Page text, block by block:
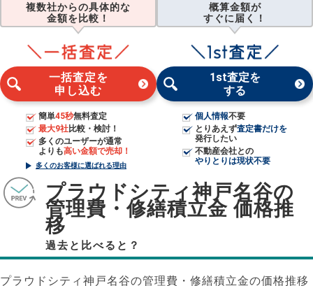
複数社からの具体的な
金額を比較！
一括査定を
申し込む
簡単45秒無料査定
最大9社比較・検討！
多くのユーザーが通常
よりも高い金額で売却！
多くのお客様に選ばれる理由
概算金額が
すぐに届く！
1st査定を
する
個人情報不要
とりあえず査定書だけを
発行したい
不動産会社との
やりとりは現状不要
プラウドシティ神戸名谷の
管理費・修繕積立金 価格推
移
過去と比べると？
プラウドシティ神戸名谷の管理費・修繕積立金の価格推移